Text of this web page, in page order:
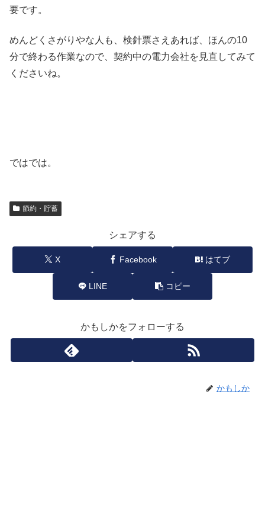
要です。
めんどくさがりやな人も、検針票さえあれば、ほんの10
分で終わる作業なので、契約中の電力会社を見直してみて
くださいね。
ではでは。
節約・貯蓄
シェアする
X Facebook はてブ
LINE コピー
かもしかをフォローする
かもしか